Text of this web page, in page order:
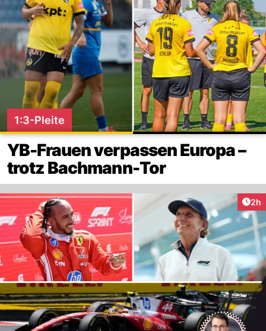
1:3-Pleite
YB-Frauen verpassen Europa –
trotz Bachmann-Tor
2h